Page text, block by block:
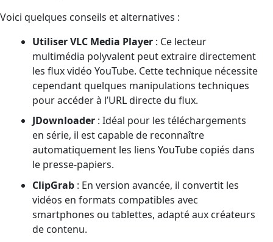
Voici quelques conseils et alternatives :
Utiliser VLC Media Player: Ce lecteur
multimédia polyvalent peut extraire directement
les flux vidéo YouTube. Cette technique nécessite
cependant quelques manipulations techniques
pour accéder à l’URL directe du flux.
JDownloader: Idéal pour les téléchargements
en série, il est capable de reconnaître
automatiquement les liens YouTube copiés dans
le presse-papiers.
ClipGrab: En version avancée, il convertit les
vidéos en formats compatibles avec
smartphones ou tablettes, adapté aux créateurs
de contenu.